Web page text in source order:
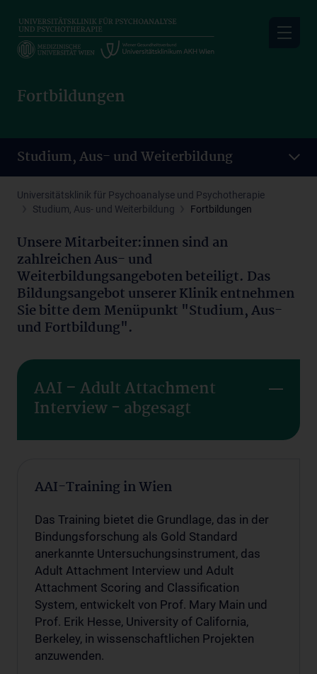
main
content
Fortbildungen
Studium, Aus- und Weiterbildung
Universitätsklinik für Psychoanalyse und Psychotherapie
Studium, Aus- und Weiterbildung
Fortbildungen
Unsere Mitarbeiter:innen sind an
zahlreichen Aus- und
Weiterbildungsangeboten beteiligt. Das
Bildungsangebot unserer Klinik entnehmen
Sie bitte dem Menüpunkt "Studium, Aus-
und Fortbildung".
AAI – Adult Attachment
Interview - abgesagt
AAI-Training in Wien
Das Training bietet die Grundlage, das in der
Bindungsforschung als Gold Standard
anerkannte Untersuchungsinstrument, das
Adult Attachment Interview und Adult
Attachment Scoring and Classification
System, entwickelt von Prof. Mary Main und
Prof. Erik Hesse, University of California,
Berkeley, in wissenschaftlichen Projekten
anzuwenden.